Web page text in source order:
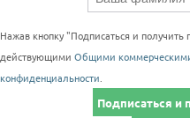
Нажав кнопку "Подписаться и получить
действующими Общими
конфиденциальности
Подписаться и